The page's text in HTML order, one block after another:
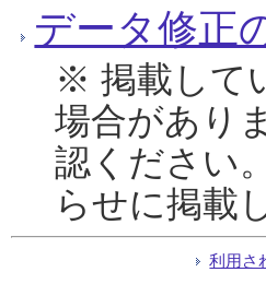
データ修正
※ 掲載して
場合があり
認ください
らせに掲載
利用さ